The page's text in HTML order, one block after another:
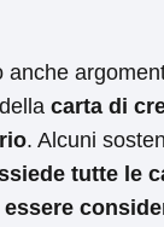
anche
carta di
. Alcuni
tutte le